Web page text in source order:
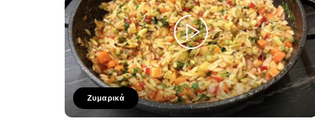
Ζυμαρικά